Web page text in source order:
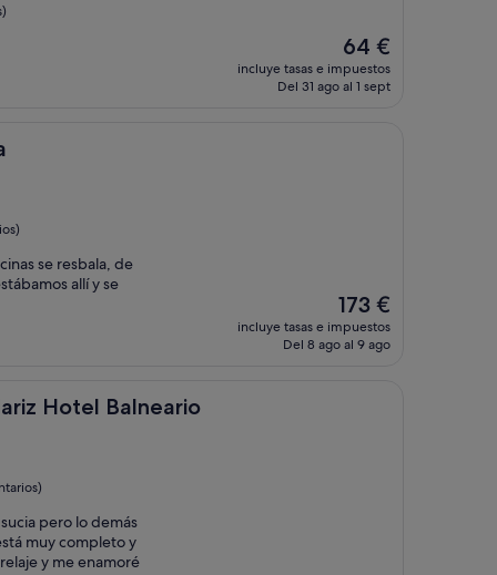
El
precio
actual
64 €
incluye tasas e impuestos
Del 31 ago al 1 sept
se resbala, de
allí y se
El
precio
actual
173 €
incluye tasas e impuestos
Del 8 ago al 9 ago
Hotel Balneario
Balneario
pero lo demás
muy completo y
y me enamoré